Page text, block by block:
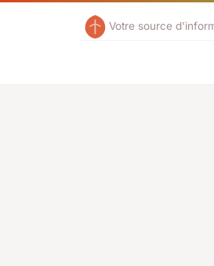
Votre source